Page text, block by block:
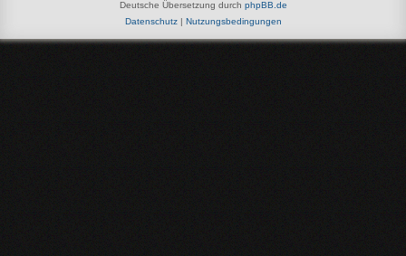
Deutsche Übersetzung durch phpBB.de
Datenschutz| Nutzungsbedingungen